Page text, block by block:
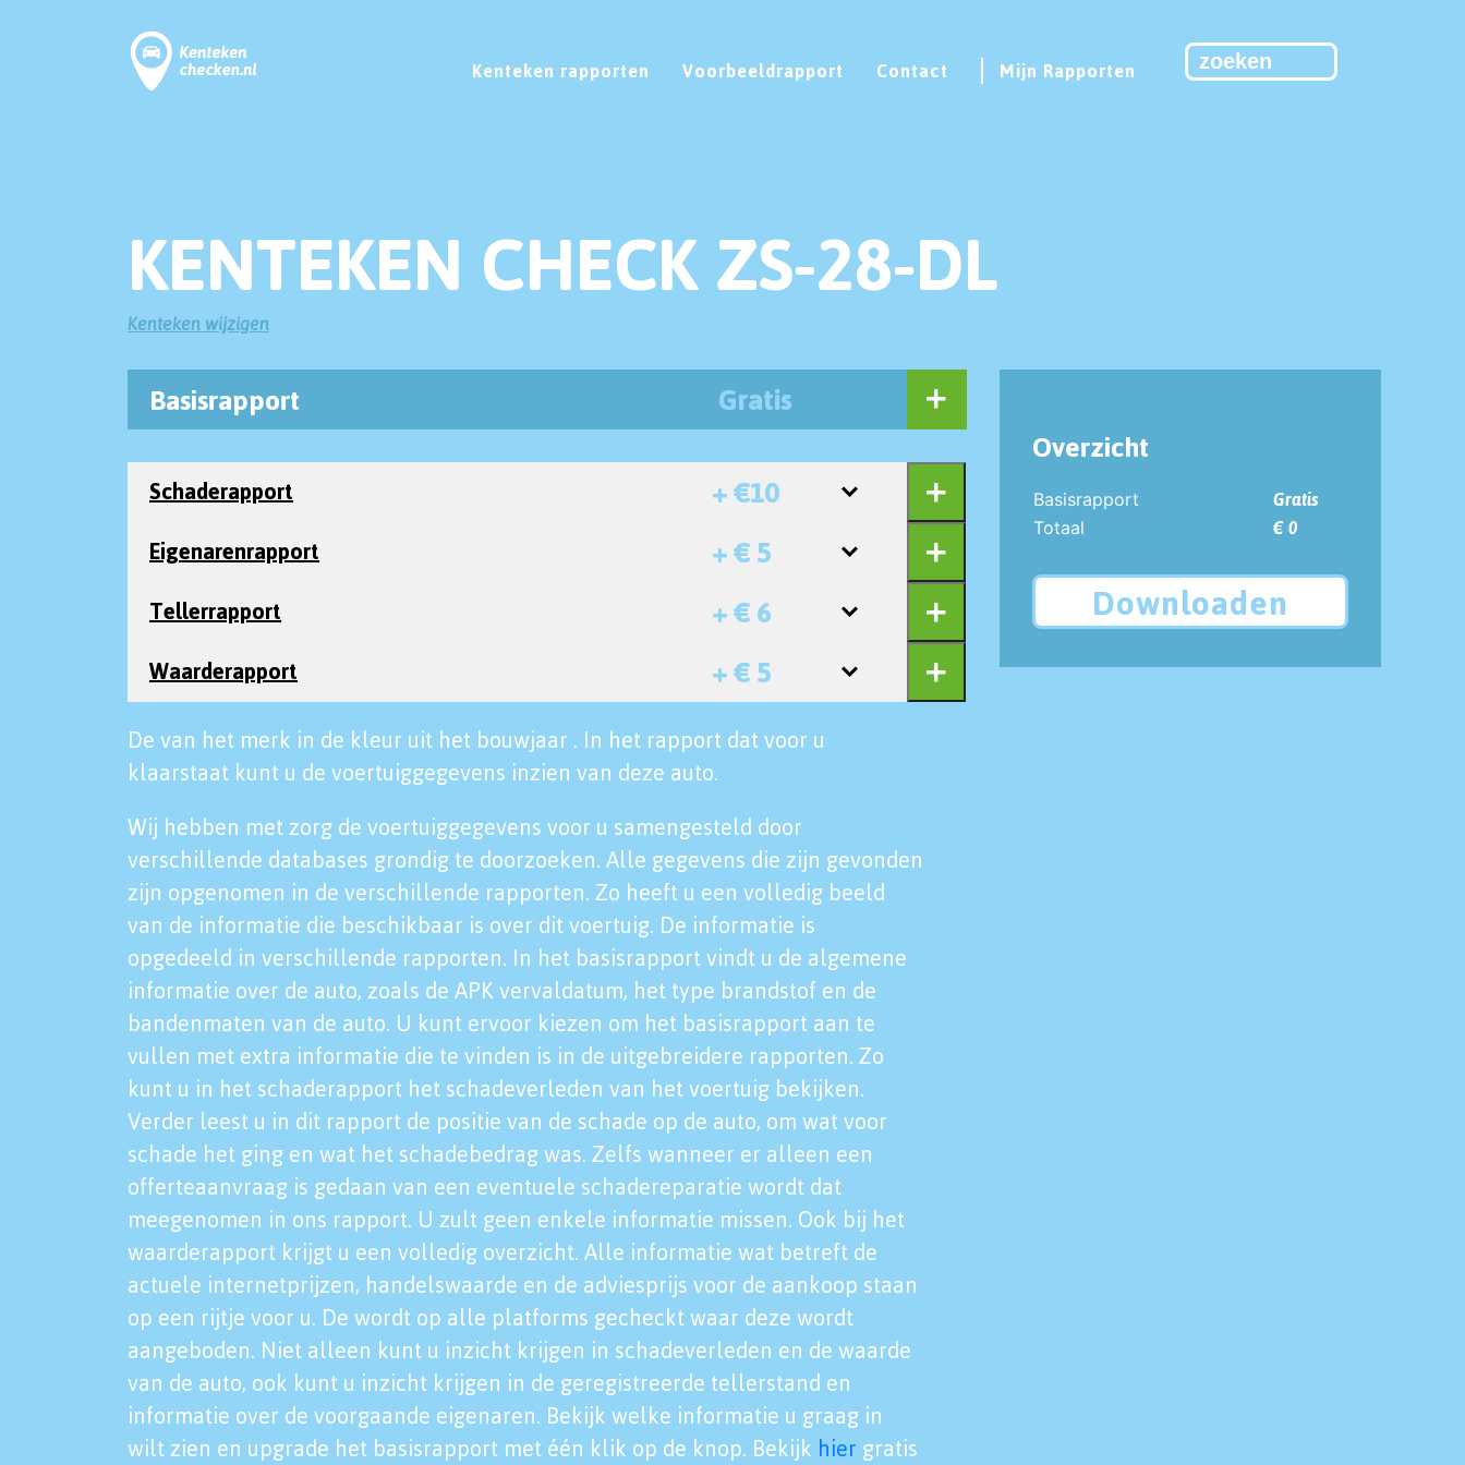
Kenteken rapporten Voorbeeldrapport Contact Mijn Rapporten
KENTEKEN CHECK ZS-28-DL
Kenteken wijzigen
Basisrapport Gratis
Schaderapport + €10
Eigenarenrapport + € 5
Tellerrapport + € 6
Waarderapport + € 5
De van het merk in de kleur uit het bouwjaar . In het rapport dat voor u
klaarstaat kunt u de voertuiggegevens inzien van deze auto.
Wij hebben met zorg de voertuiggegevens voor u samengesteld door
verschillende databases grondig te doorzoeken. Alle gegevens die zijn gevonden
zijn opgenomen in de verschillende rapporten. Zo heeft u een volledig beeld
van de informatie die beschikbaar is over dit voertuig. De informatie is
opgedeeld in verschillende rapporten. In het basisrapport vindt u de algemene
informatie over de auto, zoals de APK vervaldatum, het type brandstof en de
bandenmaten van de auto. U kunt ervoor kiezen om het basisrapport aan te
vullen met extra informatie die te vinden is in de uitgebreidere rapporten. Zo
kunt u in het schaderapport het schadeverleden van het voertuig bekijken.
Verder leest u in dit rapport de positie van de schade op de auto, om wat voor
schade het ging en wat het schadebedrag was. Zelfs wanneer er alleen een
offerteaanvraag is gedaan van een eventuele schadereparatie wordt dat
meegenomen in ons rapport. U zult geen enkele informatie missen. Ook bij het
waarderapport krijgt u een volledig overzicht. Alle informatie wat betreft de
actuele internetprijzen, handelswaarde en de adviesprijs voor de aankoop staan
op een rijtje voor u. De wordt op alle platforms gecheckt waar deze wordt
aangeboden. Niet alleen kunt u inzicht krijgen in schadeverleden en de waarde
van de auto, ook kunt u inzicht krijgen in de geregistreerde tellerstand en
informatie over de voorgaande eigenaren. Bekijk welke informatie u graag in
wilt zien en upgrade het basisrapport met één klik op de knop. Bekijk hier gratis
Overzicht
Basisrapport
Gratis
Totaal
€ 0
Downloaden